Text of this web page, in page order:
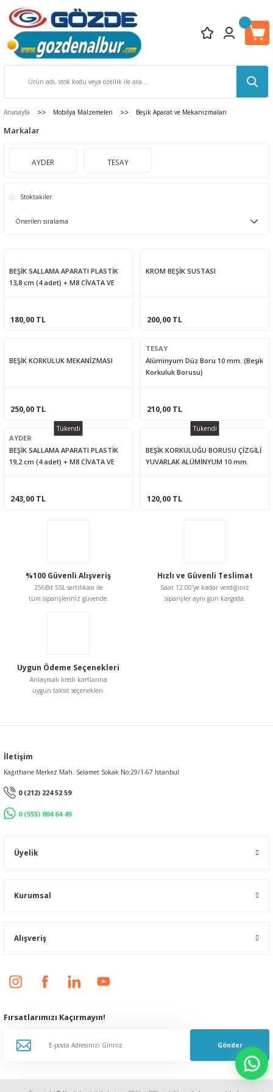
Anasayfa Mobilya Malzemeleri Beşik Aparat ve Mekanizmaları
Markalar
AYDER TESAY
Stoktakiler
BEŞİK SALLAMA APARATI PLASTİK
13,8 cm (4 adet) + M8 CİVATA VE
180,00 TL
KROM BEŞİK SUSTASI
200,00 TL
BEŞİK KORKULUK MEKANİZMASI
250,00 TL
TESAY
Alüminyum Düz Boru 10 mm. (Beşik
Korkuluk Borusu)
210,00 TL
Tükendi
AYDER
BEŞİK SALLAMA APARATI PLASTİK
19,2 cm (4 adet) + M8 CİVATA VE
243,00 TL
Tükendi
BEŞİK KORKULUĞU BORUSU ÇİZGİLİ
YUVARLAK ALÜMİNYUM 10 mm.
120,00 TL
%100 Güvenli Alışveriş
256Bit SSL sertifikası ile
tüm siparişleriniz güvende.
Hızlı ve Güvenli Teslimat
Saat 12:00'ye kadar verdiğiniz
siparişler aynı gün kargoda.
Uygun Ödeme Seçenekleri
Anlaşmalı kredi kartlarına
uygun taksit seçenekleri.
İletişim
Kağıthane Merkez Mah. Selamet Sokak No:29/1-67 İstanbul
0 (212) 224 52 59
0 (555) 804 64 49
Üyelik
Kurumsal
Alışveriş
Fırsatlarımızı Kaçırmayın!
Gönder